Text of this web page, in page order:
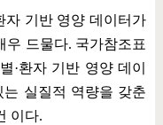
자 기반 영양 데이터가
우 드물다. 국가참조표
·환자 기반 영양 데이
실질적 역량을 갖춘
이다.